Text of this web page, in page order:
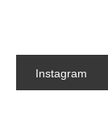
Instagram